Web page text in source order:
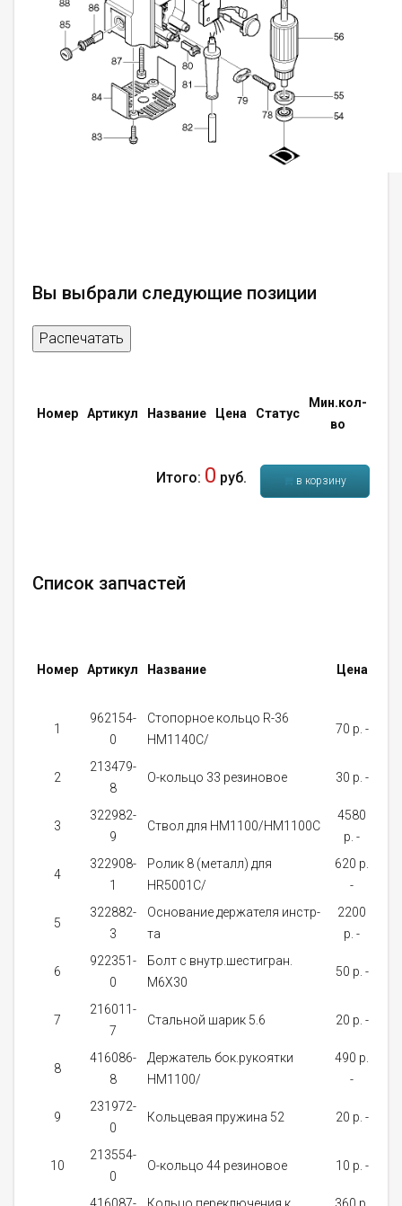
Вы выбрали следующие позиции
Распечатать
Номер Артикул Название Цена Статус
Мин.кол-
во
в корзину
Итого: 0 руб.
Список запчастей
Номер Артикул Название Цена
1
962154-
0
Стопорное кольцо R-36
HM1140C/
70 p. -
2
213479-
8
О-кольцо 33 резиновое 30 p. -
3
322982-
9
Ствол для HM1100/HM1100C
4580
p. -
4
322908-
1
Ролик 8 (металл) для
HR5001C/
620 p.
-
5
322882-
3
Основание держателя инстр-
та
2200
p. -
6
922351-
0
Болт с внутр.шестигран.
М6Х30
50 p. -
7
216011-
7
Стальной шарик 5.6 20 p. -
8
416086-
8
Держатель бок.рукоятки
HM1100/
490 p.
-
9
231972-
0
Кольцевая пружина 52 20 p. -
10
213554-
0
О-кольцо 44 резиновое 10 p. -